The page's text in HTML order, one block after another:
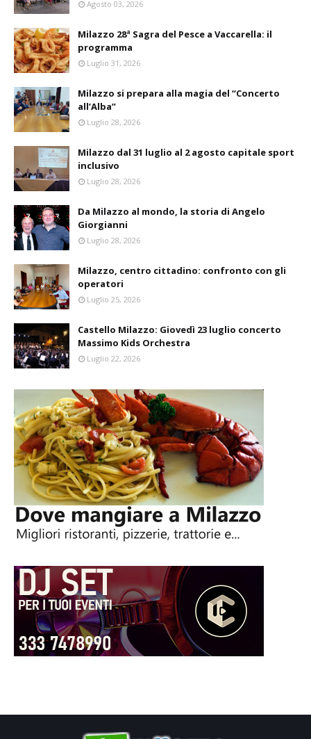
Agosto 03, 2026
Milazzo 28ª Sagra del Pesce a Vaccarella: il
programma
Luglio 31, 2026
Milazzo si prepara alla magia del “Concerto
all’Alba”
Luglio 28, 2026
Milazzo dal 31 luglio al 2 agosto capitale sport
inclusivo
Luglio 28, 2026
Da Milazzo al mondo, la storia di Angelo
Giorgianni
Luglio 28, 2026
Milazzo, centro cittadino: confronto con gli
operatori
Luglio 25, 2026
Castello Milazzo: Giovedì 23 luglio concerto
Massimo Kids Orchestra
Luglio 22, 2026